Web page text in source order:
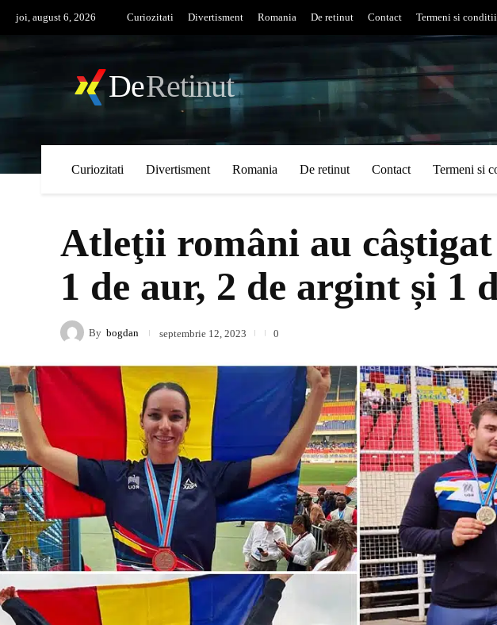
joi, august 6, 2026 Curiozitati Divertisment Romania De retinut Contact Termeni si conditii
DeRetinut
Curiozitati Divertisment Romania De retinut Contact Termeni si
Atleţii români au
1 de aur, 2 de argint și 1
By bogdan septembrie 12, 2023 0